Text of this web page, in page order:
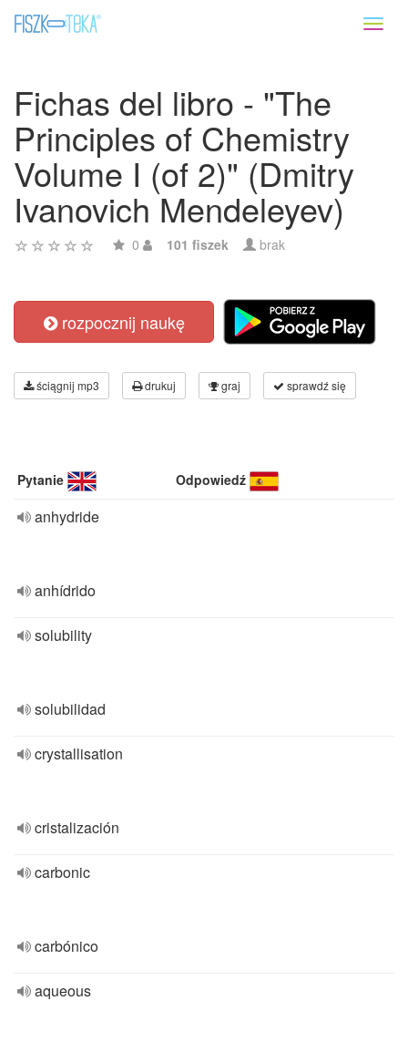
Fichas del libro - "The
Principles of Chemistry
Volume I (of 2)" (Dmitry
Ivanovich Mendeleyev)
0 101 fiszek brak
rozpocznij naukę
ściągnij mp3 drukuj graj sprawdź się
Pytanie Odpowiedź
anhydride
anhídrido
solubility
solubilidad
crystallisation
cristalización
carbonic
carbónico
aqueous